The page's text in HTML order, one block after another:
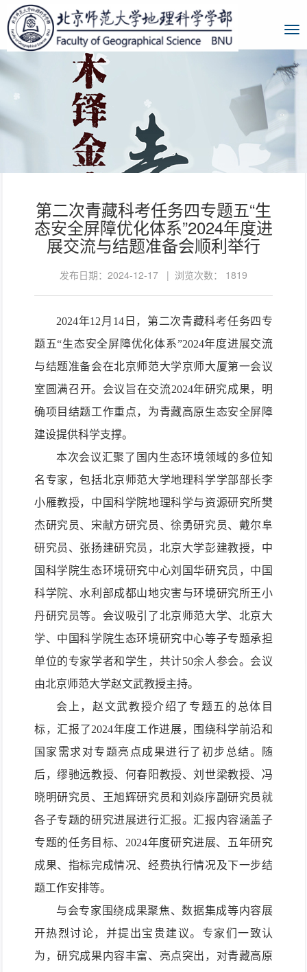
第二次青藏科考任务四专题五“生
态安全屏障优化体系”2024年度进
展交流与结题准备会顺利举行
发布日期：2024-12-17 | 浏览次数： 1819
2024年12月14日，第二次青藏科考任务四专
题五“生态安全屏障优化体系”2024年度进展交流
与结题准备会在北京师范大学京师大厦第一会议
室 圆满召开。会议旨在交流2024年研究成果，明
确项目结题工作重点，为青藏高原生态安全屏障
建设提供科学支撑。
本次会议汇聚了国内生态环境领域的多位知
名专家，包括北京师范大学地理科学学部部长李
小雁教授，中国科学院地理科学与资源研究所樊
杰研究员、宋献方研究员、徐勇研究员、戴尔阜
研究员、张扬建研究员，北京大学彭建教授， 中
国科学院生态环境研究中心刘国华研究员， 中国
科学院、水利部成都山地灾害与环境研究所王小
丹研究员等。会议吸引了北京师范大学、北京大
学、中国科学院生态环境研究中心等子专题承担
单位的专家学者和学生，共计50余人参会。会议
由北京师范大学赵文武教授主持。
会上，赵文武教授介绍了专题五的总体目
标，汇报了2024年度工作进展，围绕科学前沿和
国家需求对专题亮点成果进行了初步总结。随
后，缪驰远教授、何春阳教授、刘世梁教授、 冯
晓明研究员 、 王旭辉研究员和刘焱序副研究员就
各子专题的研究进展进行汇报。汇报内容涵盖子
专题的任务目标、 2024年度研究进展、
五年研究
成果、指标完成情况、经费执行情况及下一步结
题工作安排等。
与会专家围绕成果聚焦、数据集成等内容展
开热烈讨论，并提出宝贵建议。专家们一致认
为，研究成果内容丰富、亮点突出，对青藏高原